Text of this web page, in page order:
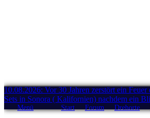
10.08.2026: Vor 30 Jahren zerstört ein
Sets in Sonora ( Kalifornien) nachdem ein
Menü Start Forum Drehorte